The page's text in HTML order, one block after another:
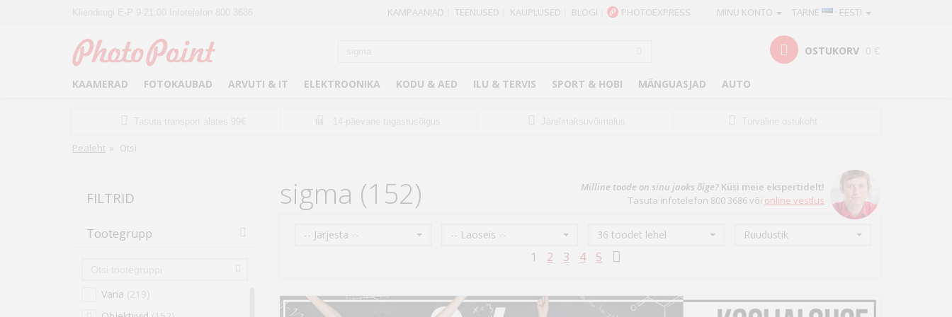
TARNE · EESTI
MINU KONTO
KAMPAANIAD TEENUSED KAUPLUSED BLOGI PHOTOEXPRESS
OSTUKORV 0 €
KAAMERAD FOTOKAUBAD ARVUTI & IT ELEKTROONIKA KODU & AED ILU & TERVIS SPORT & HOBI MÄNGUASJAD AUTO
Tasuta transport alates 99€ 14 14-päevane tagastusõigus Järelmaksuvõimalus Turvaline ostukoht
Pealeht » Otsi
FILTRID
Tootegrupp
Varia (219)
sigma (152) Milline toode on sinu jaoks õige? Küsi meie ekspertidelt!
Tasuta infotelefon 800 3686 või online vestlus
-- Järjesta -- -- Laoseis -- 36 toodet lehel Ruudustik
1 2 3 4 5